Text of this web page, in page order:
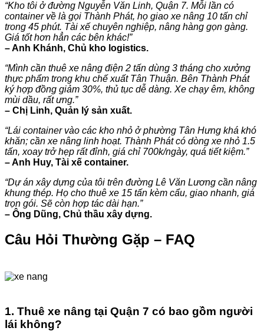
“Kho tôi ở đường Nguyễn Văn Linh, Quận 7. Mỗi lần có
container về là gọi Thành Phát, họ giao xe nâng 10 tấn chỉ
trong 45 phút. Tài xế chuyên nghiệp, nâng hàng gọn gàng.
Giá tốt hơn hẳn các bên khác!”
– Anh Khánh, Chủ kho logistics.
“Mình cần thuê xe nâng điện 2 tấn dùng 3 tháng cho xưởng
thực phẩm trong khu chế xuất Tân Thuận. Bên Thành Phát
ký hợp đồng giảm 30%, thủ tục dễ dàng. Xe chạy êm, không
mùi dầu, rất ưng.”
– Chị Linh, Quản lý sản xuất.
“Lái container vào các kho nhỏ ở phường Tân Hưng khá khó
khăn; cần xe nâng linh hoạt. Thành Phát có dòng xe nhỏ 1.5
tấn, xoay trở hẹp rất đỉnh, giá chỉ 700k/ngày, quá tiết kiệm.”
– Anh Huy, Tài xế container.
“Dự án xây dựng của tôi trên đường Lê Văn Lương cần nâng
khung thép. Họ cho thuê xe 15 tấn kèm cẩu, giao nhanh, giá
trọn gói. Sẽ còn hợp tác dài hạn.”
– Ông Dũng, Chủ thầu xây dựng.
Câu Hỏi Thường Gặp – FAQ
1. Thuê xe nâng tại Quận 7 có bao gồm người
lái không?